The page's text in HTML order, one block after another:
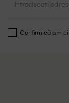
Confirm că am